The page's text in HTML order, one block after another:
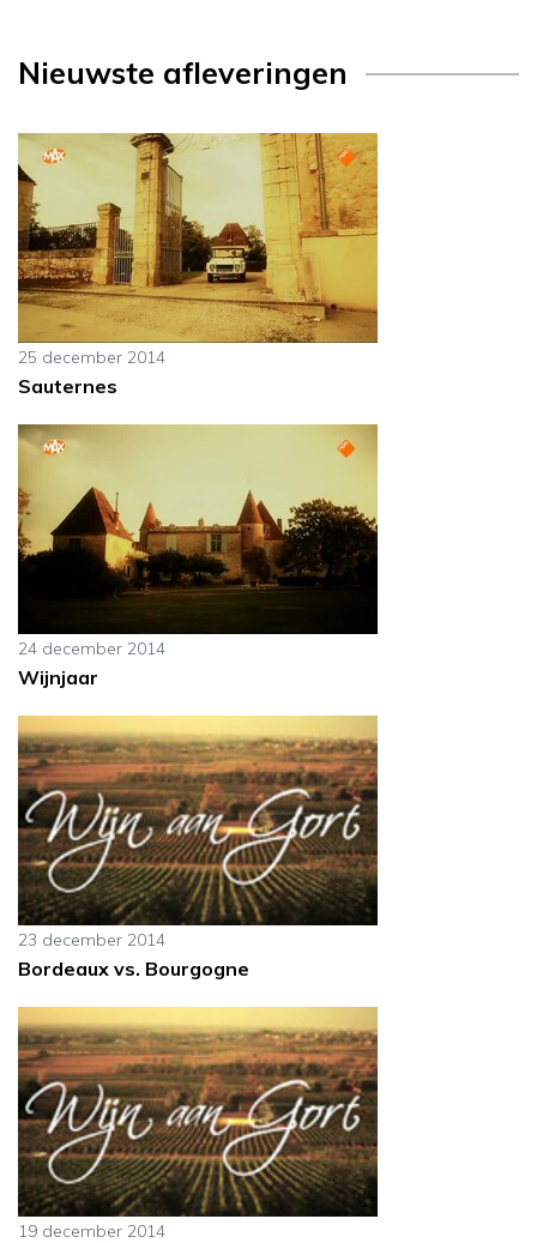
Nieuwste afleveringen
25 december 2014
Sauternes
24 december 2014
Wijnjaar
23 december 2014
Bordeaux vs. Bourgogne
19 december 2014